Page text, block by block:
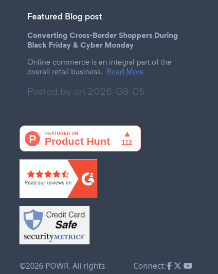
Featured Blog post
Converting Cross-Border Shoppers During
Black Friday & Cyber Monday
Online commerce is an integral part of the
overall retail business. Read More
Posted by on 2026-08-05
©2026 POWR. All rights
Connect: